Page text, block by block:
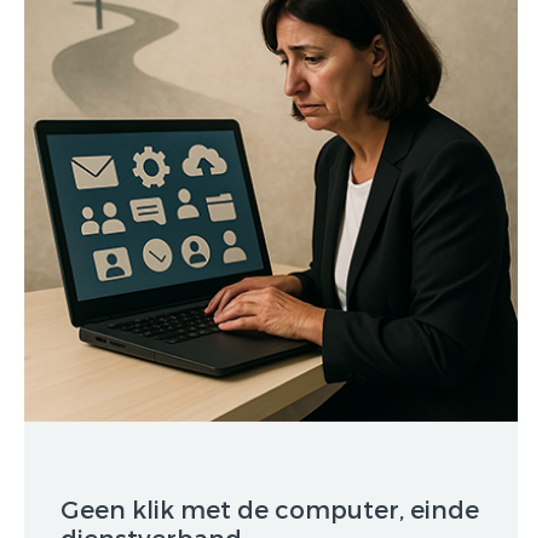
Geen klik met de computer, einde